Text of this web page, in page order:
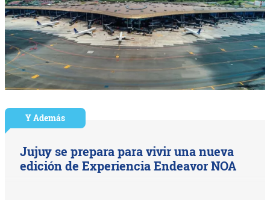
Y Además
Jujuy se prepara para vivir una nueva
edición de Experiencia Endeavor NOA